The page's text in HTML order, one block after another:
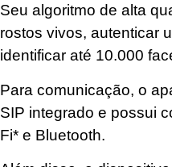
Seu algoritmo de alta
rostos vivos, autenticar
identificar até 10.000
Para comunicação, o
SIP integrado e possui
Fi* e Bluetooth.